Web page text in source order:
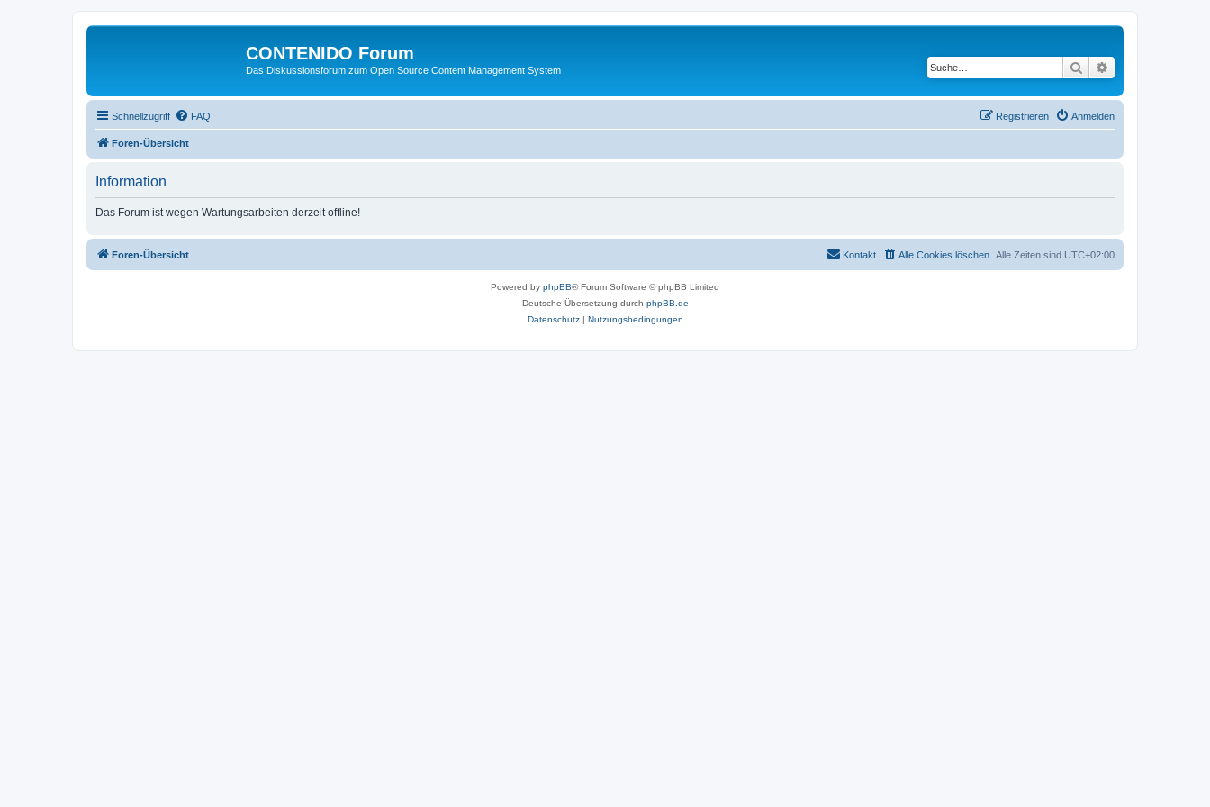
CONTENIDO Forum
Das Diskussionsforum zum Open Source Content Management System Suche
Schnellzugriff FAQ Anmelden
Registrieren
Foren-Übersicht
Information
Das Forum ist wegen Wartungsarbeiten derzeit offline!
Foren-Übersicht Alle Zeiten sind UTC+02:00
Alle Cookies löschen
Kontakt
Powered by phpBB® Forum Software © phpBB Limited
Deutsche Übersetzung durch phpBB.de
Datenschutz| Nutzungsbedingungen